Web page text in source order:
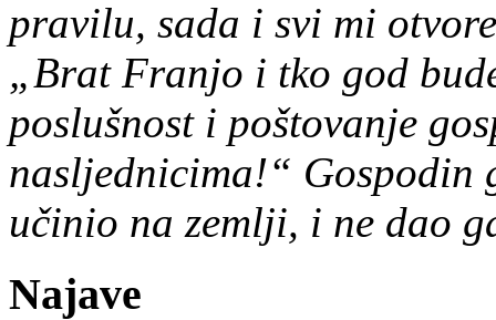
pravilu, sada i svi mi
„Brat Franjo i tko god
poslušnost i poštovanje
nasljednicima!“ Gospodin
učinio na zemlji, i ne dao
Najave